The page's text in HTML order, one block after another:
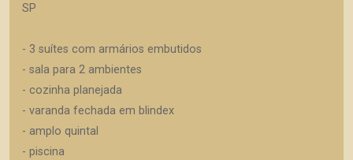
SP
- 3 suítes com armários embutidos
- sala para 2 ambientes
- cozinha planejada
- varanda fechada em blindex
- amplo quintal
- piscina